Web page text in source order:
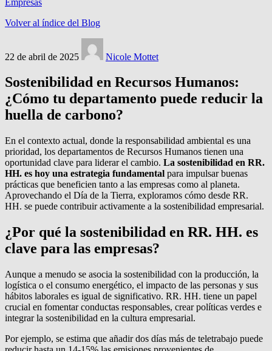
Volver al índice del Blog
22 de abril de 2025 Nicole Mottet
Sostenibilidad en Recursos Humanos:
¿Cómo tu departamento puede reducir la
huella de carbono?
En el contexto actual, donde la responsabilidad ambiental es una
prioridad, los departamentos de Recursos Humanos tienen una
oportunidad clave para liderar el cambio. La sostenibilidad en RR.
HH. es hoy una estrategia fundamental para impulsar buenas
prácticas que beneficien tanto a las empresas como al planeta.
Aprovechando el Día de la Tierra, exploramos cómo desde RR.
HH. se puede contribuir activamente a la sostenibilidad empresarial.
¿Por qué la sostenibilidad en RR. HH. es
clave para las empresas?
Aunque a menudo se asocia la sostenibilidad con la producción, la
logística o el consumo energético, el impacto de las personas y sus
hábitos laborales es igual de significativo. RR. HH. tiene un papel
crucial en fomentar conductas responsables, crear políticas verdes e
integrar la sostenibilidad en la cultura empresarial.
Por ejemplo, se estima que añadir dos días más de teletrabajo puede